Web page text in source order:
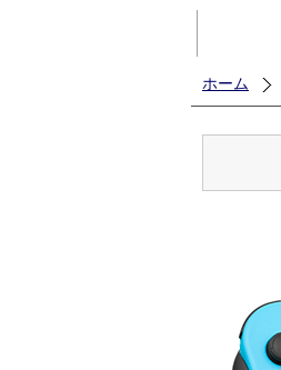
ホーム